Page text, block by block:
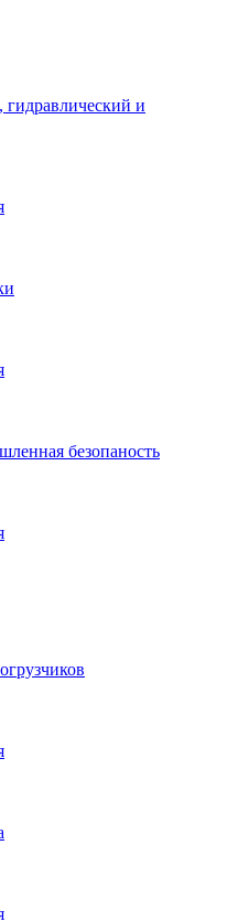
гидравлический и
безопаность